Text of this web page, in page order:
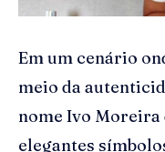
Em um cenário
meio da
nome Ivo Moreira
elegantes